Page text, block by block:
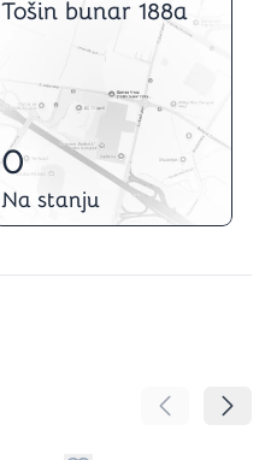
Tošin bunar 188a
0
Na stanju
Pomeranje